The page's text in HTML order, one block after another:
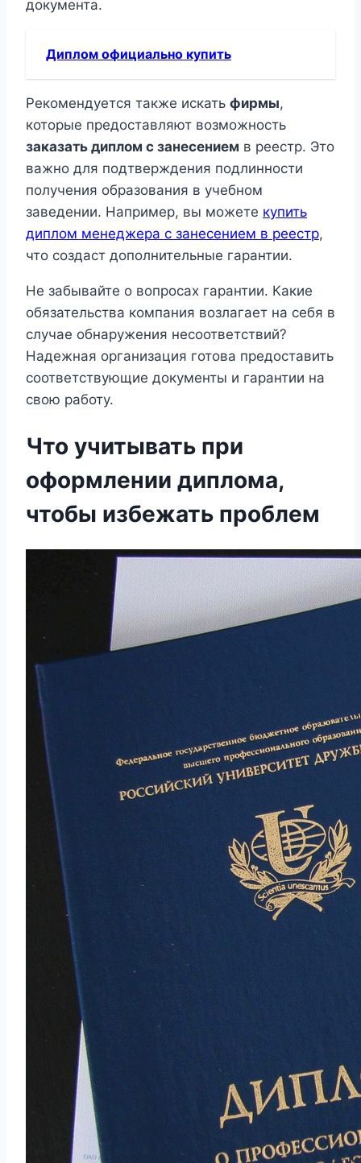
документа.
Диплом официально купить
Рекомендуется также искать фирмы,
которые предоставляют возможность
заказать диплом с занесением в реестр. Это
важно для подтверждения подлинности
получения образования в учебном
заведении. Например, вы можете купить
диплом менеджера с занесением в реестр,
что создаст дополнительные гарантии.
Не забывайте о вопросах гарантии. Какие
обязательства компания возлагает на себя в
случае обнаружения несоответствий?
Надежная организация готова предоставить
соответствующие документы и гарантии на
свою работу.
Что учитывать при
оформлении диплома,
чтобы избежать проблем